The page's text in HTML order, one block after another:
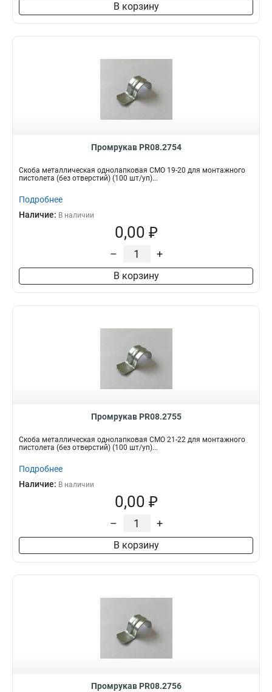
В корзину
Промрукав PR08.2754
Скоба металлическая однолапковая СМО 19-20 для монтажного
пистолета (без отверстий) (100 шт/уп)...
Подробнее
Наличие: В наличии
0,00 ₽
– +
В корзину
Промрукав PR08.2755
Скоба металлическая однолапковая СМО 21-22 для монтажного
пистолета (без отверстий) (100 шт/уп)...
Подробнее
Наличие: В наличии
0,00 ₽
– +
В корзину
Промрукав PR08.2756